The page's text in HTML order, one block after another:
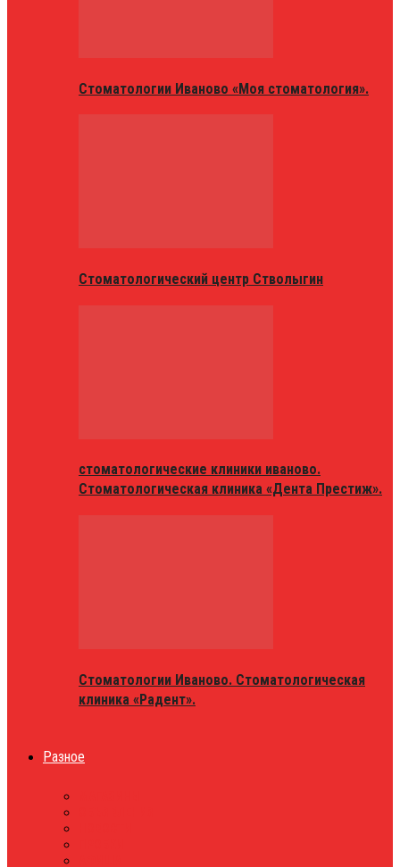
Стоматологии Иваново «Моя стоматология».
Стоматологический центр Стволыгин
стоматологические клиники иваново.
Стоматологическая клиника «Дента Престиж».
Стоматологии Иваново. Стоматологическая
клиника «Радент».
Разное